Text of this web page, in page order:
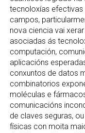
tecnoloxías efectivas
campos,
nova ciencia vai
asociadas ás
computación,
aplicacións
conxuntos de datos
combinatorios
moléculas e
comunicacións
de claves seguras,
físicas con moita